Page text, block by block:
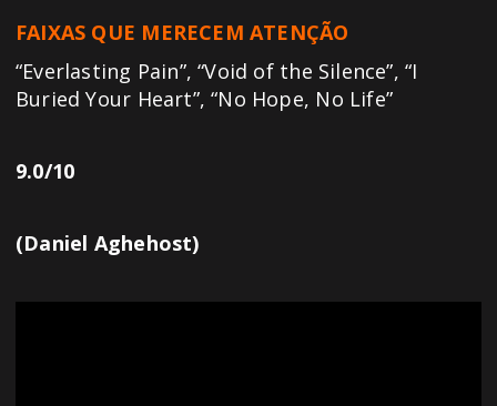
FAIXAS QUE MERECEM ATENÇÃO
“Everlasting Pain”, “Void of the Silence”, “I
Buried Your Heart”, “No Hope, No Life”
9.0/10
(Daniel Aghehost)